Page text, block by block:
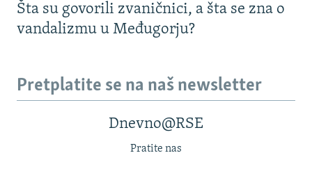
Šta su govorili zvaničnici, a šta se zna o
vandalizmu u Međugorju?
Pretplatite se na naš newsletter
Dnevno@RSE
Pratite nas